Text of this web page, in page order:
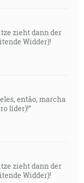
zieht dann der
Widder)!
então, marcha
líder)!”
zieht dann der
Widder)!